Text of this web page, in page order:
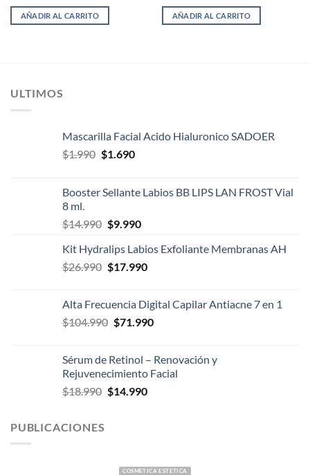
original
era:
actual
es:
AÑADIR AL CARRITO
original
era:
actual
es:
AÑADIR AL CARRITO
ULTIMOS
Mascarilla Facial Acido Hialuronico SADOER
$1.990 El
era:
$1.690El
es:
Booster Sellante Labios BB LIPS LAN FROST Vial
8 ml.
$14.990 El
original
era:
$9.990El
actual
es:
Kit Hydralips Labios Exfoliante Membranas AH
$26.990 El
era:
$26.990.
$17.990El
es:
$17.990.
Alta Frecuencia Digital Capilar Antiacne 7 en 1
$104.990 El
era:
$104.990.
$71.990El
es:
$71.990.
Sérum de Retinol – Renovación y
Rejuvenecimiento Facial
$18.990 El
$14.990El
PUBLICACIONES
COSMETICA ESTETICA